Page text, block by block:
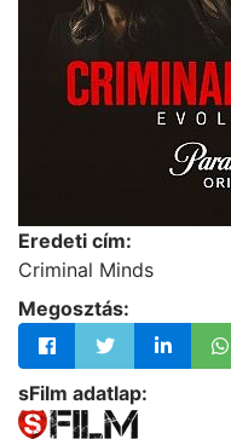
Eredeti cím:
Criminal Minds
Megosztás:
sFilm adatlap: